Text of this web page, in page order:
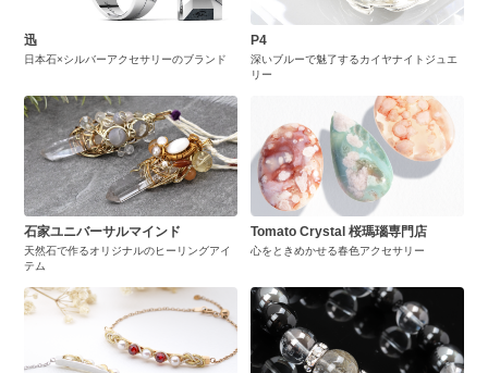
迅
日本石×シルバーアクセサリーのブランド
P4
深いブルーで魅了するカイヤナイトジュエ
リー
石家ユニバーサルマインド
天然石で作るオリジナルのヒーリングアイ
テム
Tomato Crystal 桜瑪瑙専門店
心をときめかせる春色アクセサリー